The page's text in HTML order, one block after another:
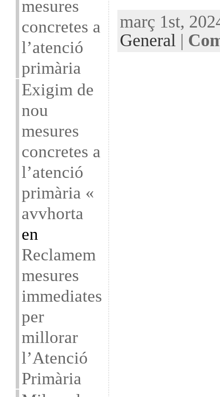
mesures
concretes a
l’atenció
primària
Exigim de
nou
mesures
concretes a
l’atenció
primària «
avvhorta
en
Reclamem
mesures
immediates
per
millorar
l’Atenció
Primària
març 1st,
General |